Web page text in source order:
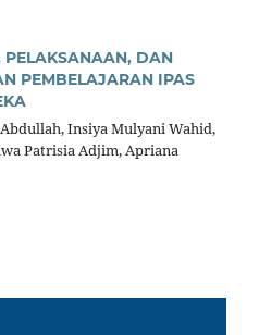
PELAKSANAAN, DAN
PEMBELAJARAN IPAS
Insiya Mulyani Wahid,
Patrisia Adjim, Apriana